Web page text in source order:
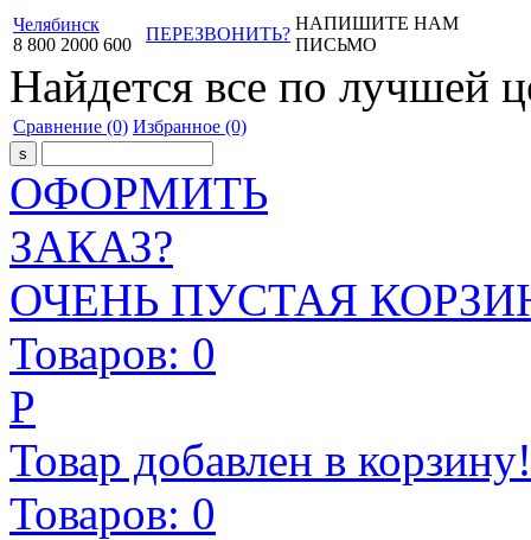
Челябинск
8 800 2000 600
ПЕРЕЗВОНИТЬ?
НАПИШИТЕ НАМ
ПИСЬМО
Найдется все по лучшей
Сравнение (0) Избранное (0)
ОФОРМИТЬ
ЗАКАЗ?
ОЧЕНЬ ПУСТАЯ
Товаров: 0
Р
Товар добавлен в корзину!
Товаров: 0